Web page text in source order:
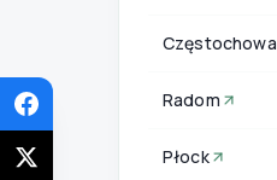
Częstochowa
Radom
Płock